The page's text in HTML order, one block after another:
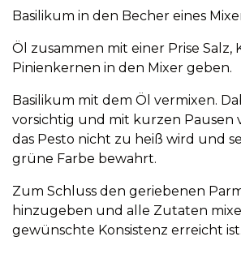
Basilikum in den Becher eines
Öl zusammen mit einer Prise Salz,
Pinienkernen in den Mixer geben.
Basilikum mit dem Öl vermixen.
vorsichtig und mit kurzen Pausen
das Pesto nicht zu heiß wird und
grüne Farbe bewahrt.
Zum Schluss den geriebenen
hinzugeben und alle Zutaten
gewünschte Konsistenz erreicht ist.